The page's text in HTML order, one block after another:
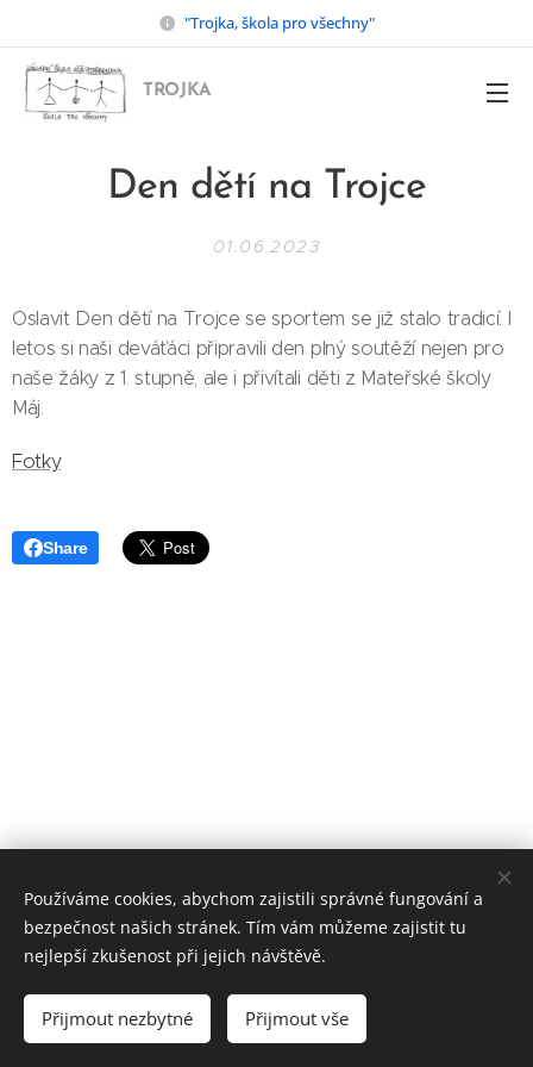
"Trojka, škola pro všechny"
TROJKA
Den dětí na Trojce
01.06.2023
Oslavit Den dětí na Trojce se sportem se již stalo tradicí. I
letos si naši deváťáci připravili den plný soutěží nejen pro
naše žáky z 1. stupně, ale i přivítali děti z Mateřské školy
Máj.
Fotky
Share
Základní škola, Jičín, Poděbradova 18
Všechna práva vyhrazena.
Vytvořeno službou Webnode
Používáme cookies, abychom zajistili správné fungování a
bezpečnost našich stránek. Tím vám můžeme zajistit tu
nejlepší zkušenost při jejich návštěvě.
Přijmout nezbytné Přijmout vše